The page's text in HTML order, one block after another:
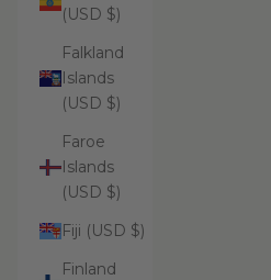
(USD $)
Falkland
Islands
(USD $)
Faroe
Islands
(USD $)
Fiji (USD $)
Finland